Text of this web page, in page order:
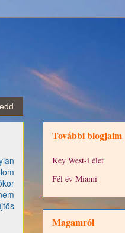
További blogjaim
Key West-i élet
Fél év Miami
Magamról